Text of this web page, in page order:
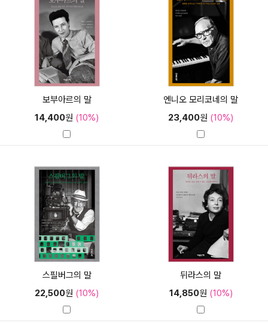
보부아르의 말
14,400원 (10%)
엔니오 모리코네의 말
23,400원 (10%)
스필버그의 말
22,500원 (10%)
뒤라스의 말
14,850원 (10%)